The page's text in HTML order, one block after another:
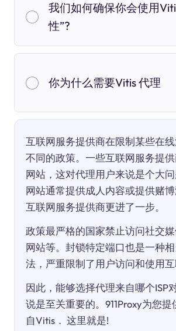
我们如何确保你会使用
性”?
你为什么需要Vitis 代理
互联网服务提供商在限制某些在
不同的政策。一些互联网服务提
网站，这对代理用户来说是个大
网站通常提供成人内容或提供赌
互联网服务提供商更进了一步。
政策最严格的国家禁止访问社交
网站等。封锁特定端口也是一种
法，严重限制了用户访问和使用互
因此，能够选择代理来自哪个ISP
说是至关重要的。911Proxy为您
自Vitis． 这里就是!